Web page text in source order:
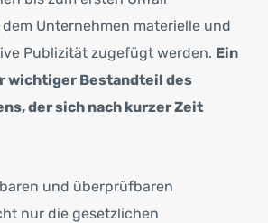
Unternehmen materielle und
Publizität zugefügt werden. Ein
wichtiger Bestandteil des
der sich nach kurzer Zeit
und überprüfbaren
nur die gesetzlichen